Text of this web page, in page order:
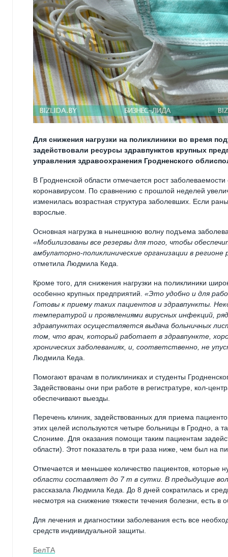
Для снижения нагрузки на поликлиники во время
задействовали ресурсы здравпунктов крупных
управления здравоохранения Гродненского
В Гродненской области отмечается рост
коронавирусом. По сравнению с прошлой неделей
изменилась возрастная структура заболевших. Если
взрослые.
Основная нагрузка в нынешнюю волну подъема
«Мобилизованы все резервы для того, чтобы
амбулаторно-поликлинические организации в
отметила Людмила Кеда.
Кроме того, для снижения нагрузки на поликлиники
особенно крупных предприятий. «Это удобно и для
Готовы к приему таких пациентов и здравпункты.
температурой и проявлениями вирусных инфекций,
здравпунктах осуществляется выдача больничных
том, что врач, который работает в здравпункте,
хронических заболеваниях, и, соответственно, не
Людмила Кеда.
Помогают врачам в поликлиниках и студенты
Задействованы они при работе в регистратуре, кол-
обеспечивают выезды.
Перечень клиник, задействованных для приема
этих целей используются четыре больницы в Гродно, а
Слониме. Для оказания помощи таким пациентам
области). Этот показатель в три раза ниже, чем был на
Отмечается и меньшее количество пациентов, которые
области составляет до 7 т в сутки. В предыдущие
рассказала Людмила Кеда. До 8 дней сократилась и
несмотря на снижение тяжести течения болезни, есть
Для лечения и диагностики заболевания есть все
средств индивидуальной защиты.
БелТА